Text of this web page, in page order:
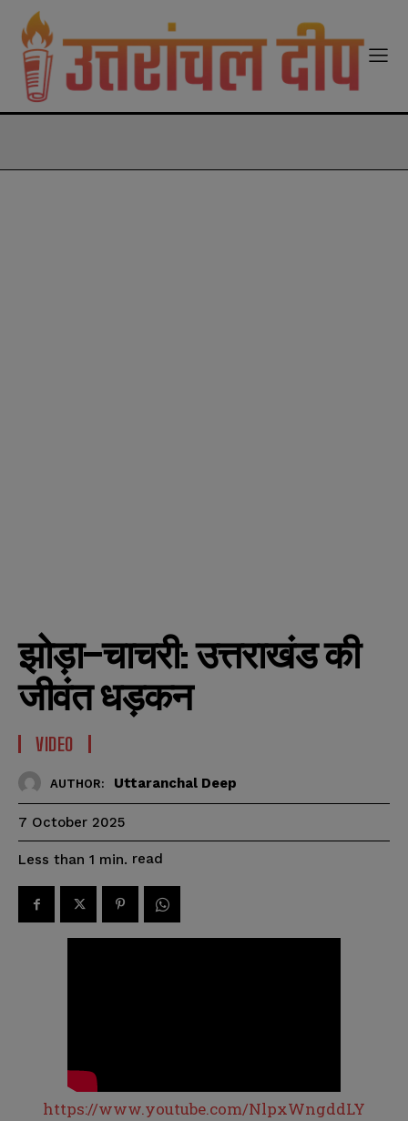
झोड़ा–चाचरी: उत्तराखंड की
जीवंत धड़कन
VIDEO
AUTHOR: Uttaranchal Deep
7 October 2025
Less than 1 min. read
https://www.youtube.com/NlpxWngddLY